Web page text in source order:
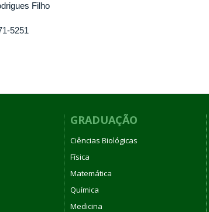
Filho
5251
GRADUAÇÃO
Ciências Biológicas
Física
Matemática
Química
Medicina